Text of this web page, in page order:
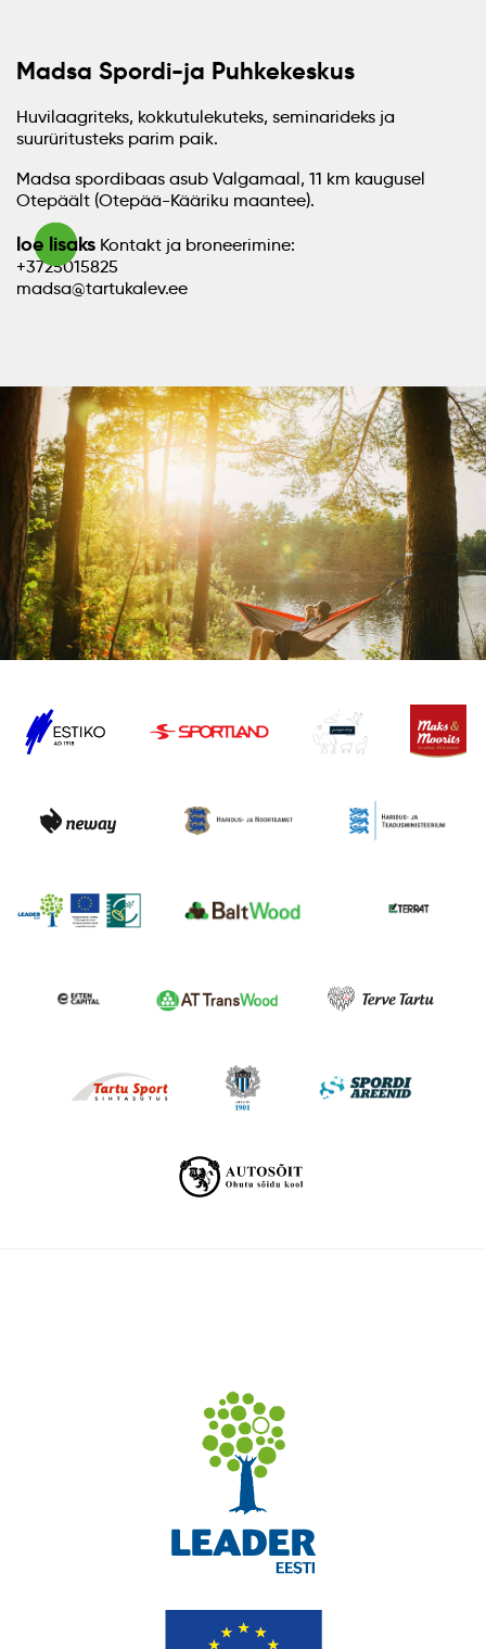
Madsa Spordi-ja Puhkekeskus
Huvilaagriteks, kokkutulekuteks, seminarideks ja
suurüritusteks parim paik.
Madsa spordibaas asub Valgamaal, 11 km kaugusel
Otepäält (Otepää-Kääriku maantee).
loe lisaks Kontakt ja broneerimine:
+3725015825
madsa@tartukalev.ee